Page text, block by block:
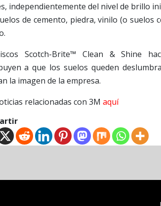
independientemente del nivel de brillo
de cemento, piedra, vinilo (o suelos
Scotch-Brite™ Clean & Shine
a que los suelos queden
la imagen de la empresa.
relacionadas con 3M aquí